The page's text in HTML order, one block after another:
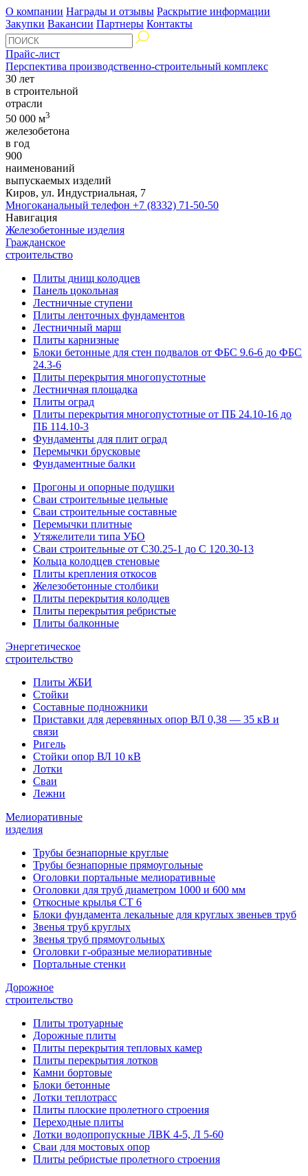
О компании Награды и отзывы Раскрытие информации
Закупки Вакансии Партнеры Контакты
Прайс-лист
Перспектива производственно-строительный комплекс
30 лет
в строительной
отрасли
50 000 м3
железобетона
в год
900
наименований
выпускаемых изделий
Киров, ул. Индустриальная, 7
Многоканальный телефон +7 (8332) 71-50-50
Навигация
Железобетонные изделия
Гражданское
строительство
Плиты днищ колодцев
Панель цокольная
Лестничные ступени
Плиты ленточных фундаментов
Лестничный марш
Плиты карнизные
Блоки бетонные для стен подвалов от ФБС 9.6-6 до ФБС
24.3-6
Плиты перекрытия многопустотные
Лестничная площадка
Плиты оград
Плиты перекрытия многопустотные от ПБ 24.10-16 до
ПБ 114.10-3
Фундаменты для плит оград
Перемычки брусковые
Фундаментные балки
Прогоны и опорные подушки
Сваи строительные цельные
Сваи строительные составные
Перемычки плитные
Утяжелители типа УБО
Сваи строительные от С30.25-1 до С 120.30-13
Кольца колодцев стеновые
Плиты крепления откосов
Железобетонные столбики
Плиты перекрытия колодцев
Плиты перекрытия ребристые
Плиты балконные
Энергетическое
строительство
Плиты ЖБИ
Стойки
Составные подножники
Приставки для деревянных опор ВЛ 0,38 — 35 кВ и
связи
Ригель
Стойки опор ВЛ 10 кВ
Лотки
Сваи
Лежни
Мелиоративные
изделия
Трубы безнапорные круглые
Трубы безнапорные прямоугольные
Оголовки портальные мелиоративные
Оголовки для труб диаметром 1000 и 600 мм
Откосные крылья СТ 6
Блоки фундамента лекальные для круглых звеньев труб
Звенья труб круглых
Звенья труб прямоугольных
Оголовки г-образные мелиоративные
Портальные стенки
Дорожное
строительство
Плиты тротуарные
Дорожные плиты
Плиты перекрытия тепловых камер
Плиты перекрытия лотков
Камни бортовые
Блоки бетонные
Лотки теплотрасс
Плиты плоские пролетного строения
Переходные плиты
Лотки водопропускные ЛВК 4-5, Л 5-60
Сваи для мостовых опор
Плиты ребристые пролетного строения